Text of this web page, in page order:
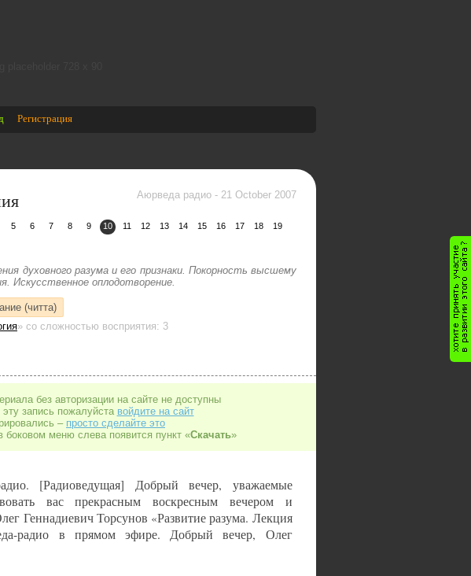
Регистрация
Аюрведа радио - 21 October 2007
5 6 7 8 9 10 11 12 13 14 15 16 17 18
19
духовного разума и его признаки. Покорность высшему
Искусственное оплодотворение.
(читта)
» со сложностью восприятия: 3
без авторизации на сайте не доступны
запись пожалуйста войдите на сайт
– просто сделайте это
боковом меню слева появится пункт «Скачать»
[Радиоведущая] Добрый вечер, уважаемые
вас прекрасным воскресным вечером и
Геннадиевич Торсунов «Развитие разума. Лекция
радио в прямом эфире. Добрый вечер, Олег